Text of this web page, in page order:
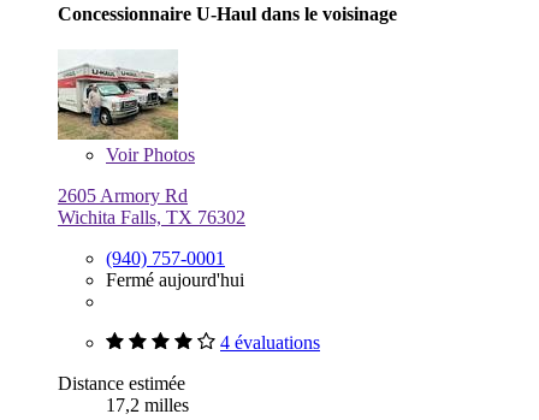
Concessionnaire U-Haul dans le voisinage
VoirPhotos
2605 Armory Rd
Wichita Falls, TX 76302
(940) 757-0001
Fermé aujourd'hui
4 évaluations
Distance estimée
17,2 milles